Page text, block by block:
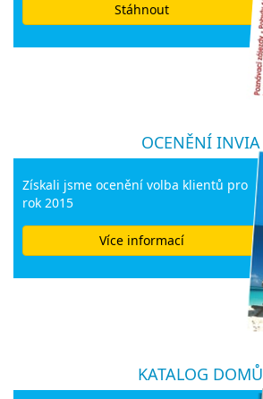
Stáhnout
OCENĚNÍ INVIA
Získali jsme ocenění volba klientů pro
rok 2015
Více informací
KATALOG DOMŮ